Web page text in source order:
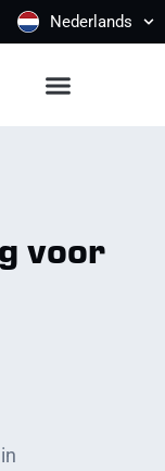
Nederlands
voor